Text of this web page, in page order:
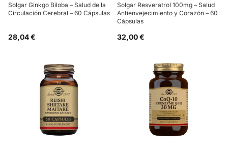
Solgar Ginkgo Biloba – Salud de la
Circulación Cerebral – 60 Cápsulas
28,04 €
Solgar Resveratrol 100mg – Salud
Antienvejecimiento y Corazón – 60
Cápsulas
32,00 €